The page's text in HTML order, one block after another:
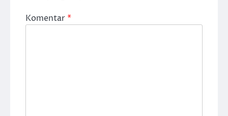
Komentar*